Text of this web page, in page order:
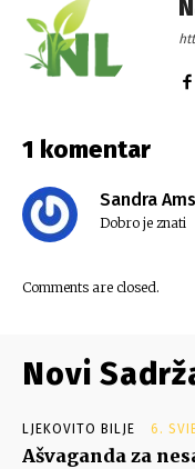
1 komentar
Sandra
Dobro je znati
Comments are closed.
Novi
LJEKOVITO BILJE 6.
Ašvaganda za